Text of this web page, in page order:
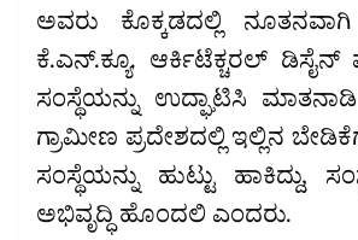
ಅವರು ಕೊಕ್ಕಡದಲ್ಲಿ
ಕೆ.ಎನ್.ಕ್ಯೂ. ಆರ್ಕಿಟೆಕ್ಚರಲ್ ಡಿಸೈನ್
ಸಂಸ್ಥೆಯನ್ನು ಉದ್ಘಾಟಿಸಿ
ಗ್ರಾಮೀಣ ಪ್ರದೇಶದಲ್ಲಿ ಇಲ್ಲಿನ
ಸಂಸ್ಥೆಯನ್ನು ಹುಟ್ಟು ಹಾಕಿದ್ದು,
ಅಭಿವೃದ್ಧಿ ಹೊಂದಲಿ ಎಂದರು.